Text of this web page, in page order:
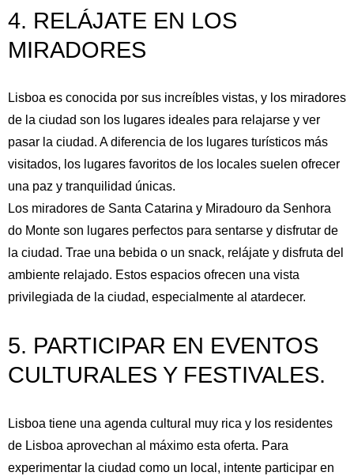
Inglés Español
Alemán
Francés
Italiano
Portugués, Portugal
Ruso
4. RELÁJATE EN LOS
MIRADORES
Lisboa es conocida por sus increíbles vistas, y los miradores
de la ciudad son los lugares ideales para relajarse y ver
pasar la ciudad. A diferencia de los lugares turísticos más
visitados, los lugares favoritos de los locales suelen ofrecer
una paz y tranquilidad únicas.
Los miradores de Santa Catarina y Miradouro da Senhora
do Monte son lugares perfectos para sentarse y disfrutar de
la ciudad. Trae una bebida o un snack, relájate y disfruta del
ambiente relajado. Estos espacios ofrecen una vista
privilegiada de la ciudad, especialmente al atardecer.
5. PARTICIPAR EN EVENTOS
CULTURALES Y FESTIVALES.
Lisboa tiene una agenda cultural muy rica y los residentes
de Lisboa aprovechan al máximo esta oferta. Para
experimentar la ciudad como un local, intente participar en